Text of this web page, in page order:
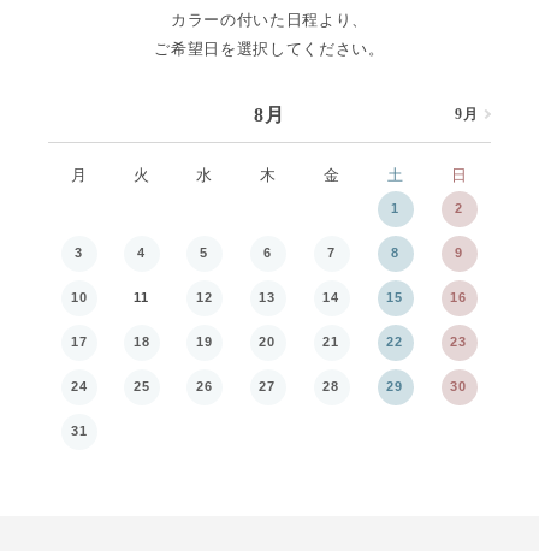
カラーの付いた日程より、
ご希望日を選択してください。
8月 9月
月 火 水 木 金 土 日
1 2
3 4 5 6 7 8 9
10 11 12 13 14 15 16
17 18 19 20 21 22 23
24 25 26 27 28 29 30
31